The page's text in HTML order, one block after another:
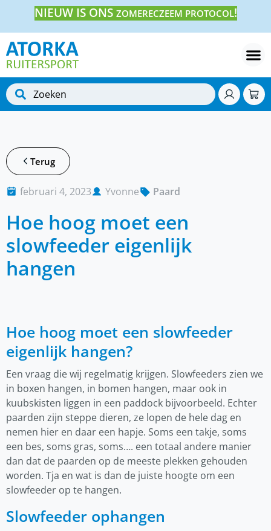
NIEUW IS ONS ZOMERECZEEM PROTOCOL!
Terug
februari 4, 2023 Yvonne Paard
Hoe hoog moet een
slowfeeder eigenlijk
hangen
Hoe hoog moet een slowfeeder
eigenlijk hangen?
Een vraag die wij regelmatig krijgen. Slowfeeders zien we
in boxen hangen, in bomen hangen, maar ook in
kuubskisten liggen in een paddock bijvoorbeeld. Echter
paarden zijn steppe dieren, ze lopen de hele dag en
nemen hier en daar een hapje. Soms een takje, soms
een bes, soms gras, soms…. een totaal andere manier
dan dat de paarden op de meeste plekken gehouden
worden. Tja en wat is dan de juiste hoogte om een
slowfeeder op te hangen.
Slowfeeder ophangen